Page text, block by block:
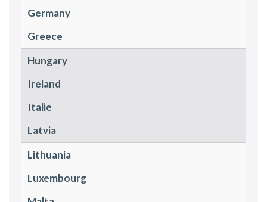
Germany
Greece
Hungary
Ireland
Italie
Latvia
Lithuania
Luxembourg